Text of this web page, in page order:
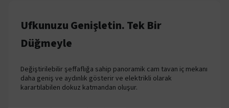
Ufkunuzu Genişletin. Tek Bir
Düğmeyle
Değiştirilebilir şeffaflığa sahip panoramik cam tavan iç mekanı
daha geniş ve aydınlık gösterir ve elektrikli olarak
karartılabilen dokuz katmandan oluşur.